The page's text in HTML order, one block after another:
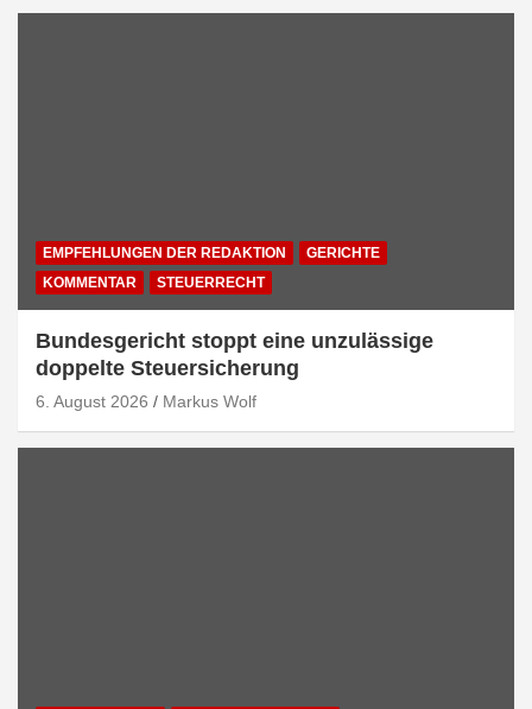
EMPFEHLUNGEN DER REDAKTION
GERICHTE
KOMMENTAR
STEUERRECHT
Bundesgericht stoppt eine unzulässige
doppelte Steuersicherung
6. August 2026 Markus Wolf